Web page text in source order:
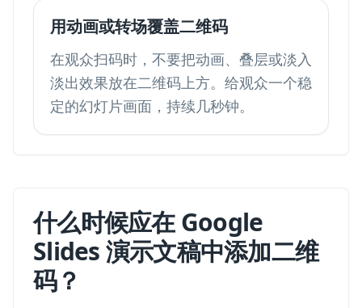
用动画或转场覆盖二维码
在观众扫码时，不要把动画、叠层或淡入
淡出效果放在二维码上方。给观众一个稳
定的幻灯片画面，持续几秒钟。
什么时候应在 Google
Slides 演示文稿中添加二维
码？